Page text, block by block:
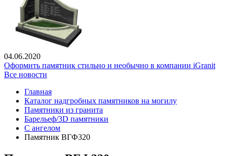
04.06.2020
Оформить памятник стильно и необычно в компании iGranit
Все новости
Главная
Каталог надгробных памятников на могилу
Памятники из гранита
Барельеф/3D памятники
С ангелом
Памятник ВГФ320